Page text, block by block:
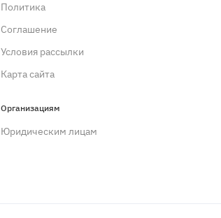
Политика
Cоглашение
Условия рассылки
Карта сайта
Организациям
Юридическим лицам